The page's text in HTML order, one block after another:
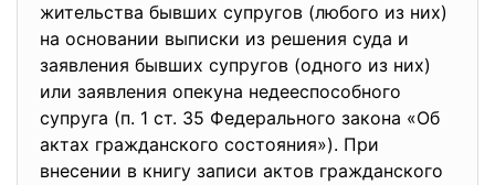
жительства бывших супругов (любого из них)
на основании выписки из решения суда и
заявления бывших супругов (одного из них)
или заявления опекуна недееспособного
супруга (п. 1 ст. 35 Федерального закона «Об
актах гражданского состояния»). При
внесении в книгу записи актов гражданского